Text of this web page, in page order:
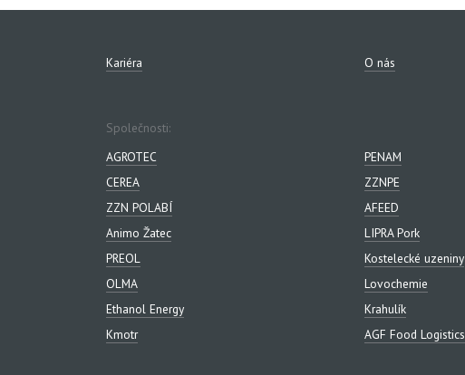
Kariéra O nás
Společnosti:
AGROTEC
PENAM
CEREA
ZZNPE
ZZN POLABÍ
AFEED
Animo Žatec
LIPRA Pork
PREOL
Kostelecké uzeniny
OLMA
Lovochemie
Ethanol Energy
Krahulík
Kmotr
AGF Food Logistics